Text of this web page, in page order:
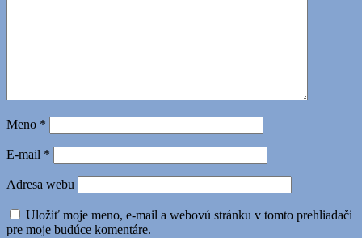
Meno *
E-mail *
Adresa webu
Uložiť moje meno, e-mail a webovú stránku v tomto prehliadači
pre moje budúce komentáre.